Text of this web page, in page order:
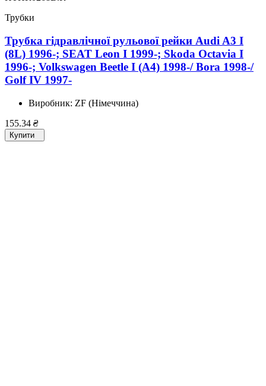
Трубки
Трубка гідравлічної рульової рейки Audi A3 I
(8L) 1996-; SEAT Leon I 1999-; Skoda Octavia I
1996-; Volkswagen Beetle I (A4) 1998-/ Bora 1998-/
Golf IV 1997-
Виробник: ZF (Німеччина)
155.34 ₴
Купити